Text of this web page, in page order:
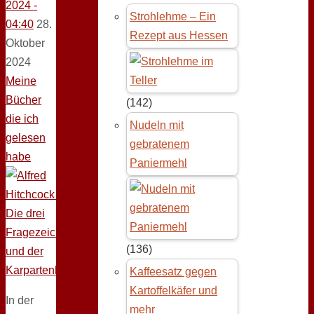
2024 -
04:40 28.
Oktober
2024
Meine
Bücher
die ich
gelesen
habe
In der
Strohlehme – Ein
Rezept aus Hessen
(142)
Nudeln mit
gebratenem
Paniermehl
(136)
Kaffeesatz gegen
Kartoffelkäfer und
mehr